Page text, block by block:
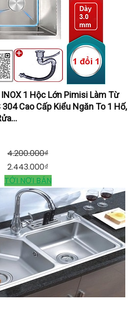
1 Hộc Lớn Pimisi Làm Từ
Cao Cấp Kiểu Ngăn To 1 Hố,
4.200.000₫
2.443.000₫
TỚI NƠI BÁN